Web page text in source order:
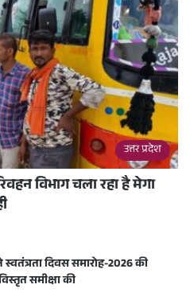
उत्तर प्रदेश
विभाग चला रहा है मेगा
दिवस समारोह-2026 की
समीक्षा की